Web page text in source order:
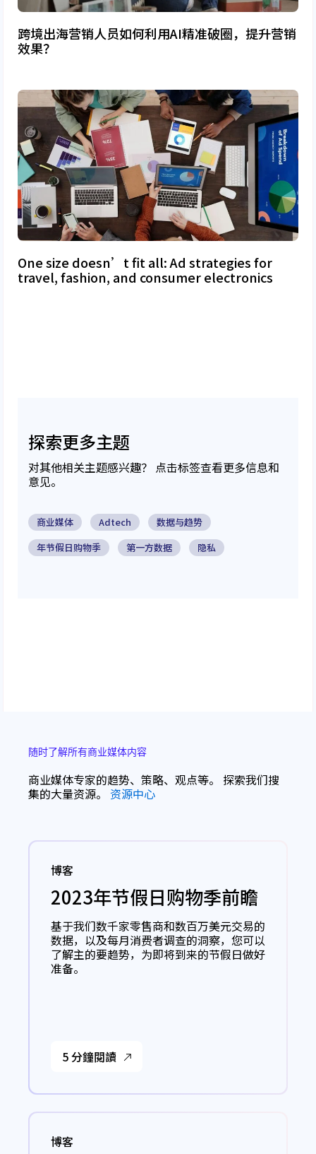
跨境出海营销人员如何利用AI精准破圈，提升营销
效果？
One size doesn’t fit all: Ad strategies for
travel, fashion, and consumer electronics
探索更多主题
对其他相关主题感兴趣？ 点击标签查看更多信息和
意见。
商业媒体 Adtech
数据与趋势
年节假日购物季
第一方数据 隐私
随时了解所有商业媒体内容
商业媒体专家的趋势、策略、观点等。 探索我们搜
集的大量资源。 资源中心
博客
2023年节假日购物季前瞻
基于我们数千家零售商和数百万美元交易的
数据，以及每月消费者调查的洞察，您可以
了解主的要趋势，为即将到来的节假日做好
准备。
5 分鐘閱讀
博客